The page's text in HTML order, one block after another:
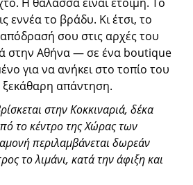
εννέα το βράδυ. Κι έτσι, το
σου στις αρχές του
στην Αθήνα — σε ένα boutique
για να ανήκει στο τοπίο του
απάντηση.
στην Κοκκιναριά, δέκα
το κέντρο της Χώρας των
περιλαμβάνεται δωρεάν
το λιμάνι, κατά την άφιξη και